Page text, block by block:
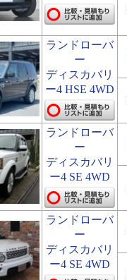
ランドローバ
ー
ディスカバリ
ー4 HSE 4WD
ランドローバ
ー
ディスカバリ
ー4 SE 4WD
ランドローバ
ー
ディスカバリ
ー4 SE 4WD